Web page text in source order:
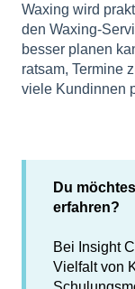
Waxing wird
den Waxing-
besser planen
ratsam, Termine
viele Kundinnen
Du
erfahren?
Bei Insight
Vielfalt von